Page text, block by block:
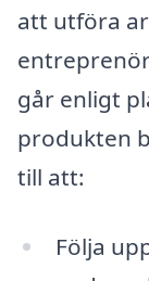
att utföra
går enligt
produkten
till att:
Följa